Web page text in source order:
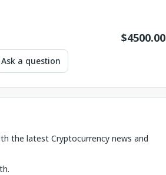
$4500.00
Ask a question
the latest Cryptocurrency news and